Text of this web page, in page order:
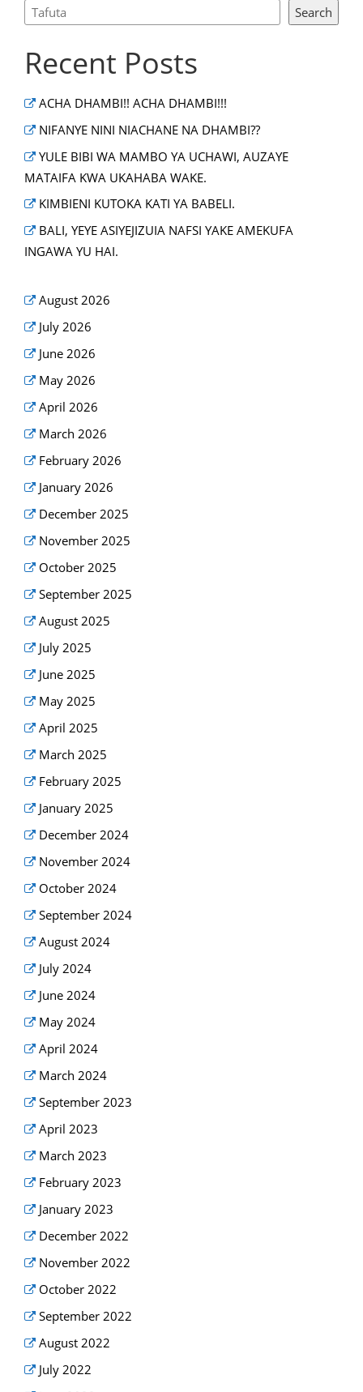
Search
Recent Posts
ACHA DHAMBI!! ACHA DHAMBI!!!
NIFANYE NINI NIACHANE NA DHAMBI??
YULE BIBI WA MAMBO YA UCHAWI, AUZAYE
MATAIFA KWA UKAHABA WAKE.
KIMBIENI KUTOKA KATI YA BABELI.
BALI, YEYE ASIYEJIZUIA NAFSI YAKE AMEKUFA
INGAWA YU HAI.
August 2026
July 2026
June 2026
May 2026
April 2026
March 2026
February 2026
January 2026
December 2025
November 2025
October 2025
September 2025
August 2025
July 2025
June 2025
May 2025
April 2025
March 2025
February 2025
January 2025
December 2024
November 2024
October 2024
September 2024
August 2024
July 2024
June 2024
May 2024
April 2024
March 2024
September 2023
April 2023
March 2023
February 2023
January 2023
December 2022
November 2022
October 2022
September 2022
August 2022
July 2022